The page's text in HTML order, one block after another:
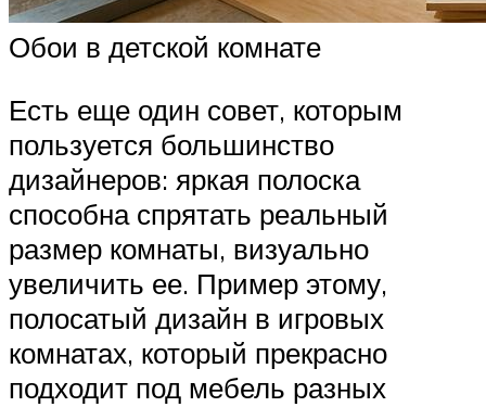
Обои в детской комнате
Есть еще один совет, которым
пользуется большинство
дизайнеров: яркая полоска
способна спрятать реальный
размер комнаты, визуально
увеличить ее. Пример этому,
полосатый дизайн в игровых
комнатах, который прекрасно
подходит под мебель разных